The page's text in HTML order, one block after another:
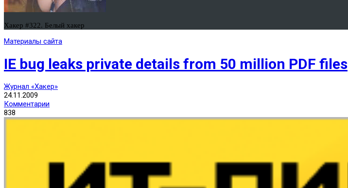
Хакер #322. Белый хакер
Материалы сайта
IE bug leaks private details from 50 million PDF files
Журнал «Хакер»
24.11.2009
Комментарии
838